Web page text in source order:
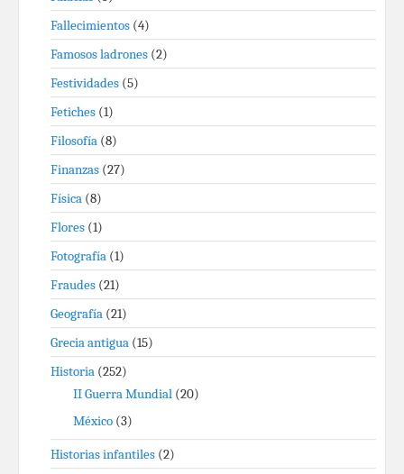
Fallecimientos (4)
Famosos ladrones (2)
Festividades (5)
Fetiches (1)
Filosofía (8)
Finanzas (27)
Física (8)
Flores (1)
Fotografía (1)
Fraudes (21)
Geografía (21)
Grecia antigua (15)
Historia (252)
II Guerra Mundial (20)
México (3)
Historias infantiles (2)